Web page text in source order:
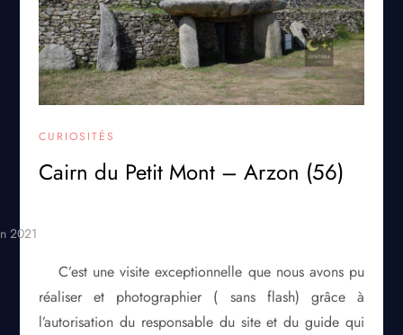
CURIOSITÉS
Cairn du Petit Mont – Arzon (56)
C’est une visite exceptionnelle que nous avons pu
réaliser et photographier ( sans flash) grâce à
l’autorisation du responsable du site et du guide qui